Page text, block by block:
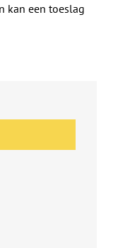
kan een toeslag